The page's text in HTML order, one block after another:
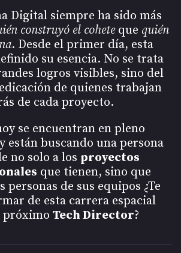
Digital siempre ha sido más
construyó el coheteque quién
. Desde el primer día, esta
su esencia. No se trata
logros visibles, sino del
de quienes trabajan
de cada proyecto.
se encuentran en pleno
están buscando una persona
no solo a los proyectos
que tienen, sino que
personas de sus equipos ¿Te
de esta carrera espacial
próximo Tech Director?